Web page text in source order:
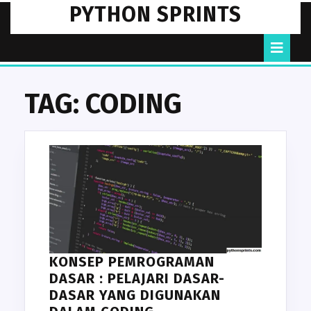
content
PYTHON SPRINTS
TAG: CODING
KONSEP PEMROGRAMAN
DASAR : PELAJARI DASAR-
DASAR YANG DIGUNAKAN